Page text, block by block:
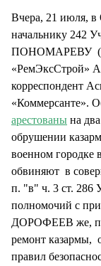
Вчера, 21 июля, в
начальнику 242
ПОНОМАРЕВУ
«РемЭксСтрой»
корреспондент
«Коммерсанте».
арестованы на
обрушении
военном
обвиняют в
п. "в" ч. 3 ст.
полномочий с
ДОРОФЕЕВ же,
ремонт казармы,
правил